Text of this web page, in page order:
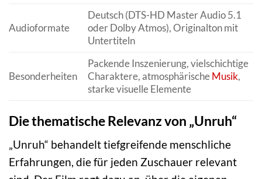
Audioformate
Deutsch (DTS-HD Master Audio 5.1
oder Dolby Atmos), Originalton mit
Untertiteln
Besonderheiten
Packende Inszenierung, vielschichtige
Charaktere, atmosphärischeMusik,
starke visuelle Elemente
Die thematische Relevanz von „Unruh“
„Unruh“ behandelt tiefgreifende menschliche
Erfahrungen, die für jeden Zuschauer relevant